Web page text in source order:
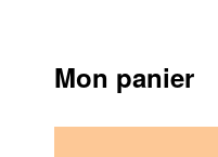
Mon panier